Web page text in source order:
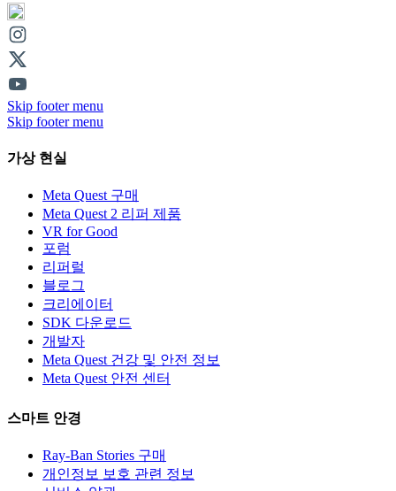
Skip footer menu
Skip footer menu
가상 현실
Meta Quest 구매
Meta Quest 2 리퍼 제품
VR for Good
포럼
리퍼럴
블로그
크리에이터
SDK 다운로드
개발자
Meta Quest 건강 및 안전 정보
Meta Quest 안전 센터
스마트 안경
Ray-Ban Stories 구매
개인정보 보호 관련 정보